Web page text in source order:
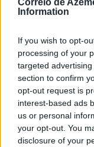
Information
If you wish to opt-
processing of your
targeted
section to confirm
opt-out request is
interest-based ads
us or personal
your opt-out. You
disclosure of your